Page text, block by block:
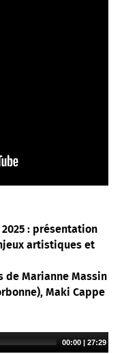
2025 : présentation
artistiques et
de Marianne Massin
Maki Cappe
00:00 | 27:29